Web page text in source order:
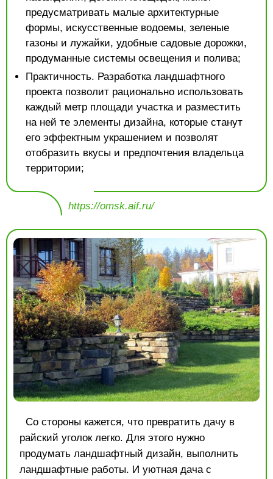
предусматривать малые архитектурные
формы, искусственные водоемы, зеленые
газоны и лужайки, удобные садовые дорожки,
продуманные системы освещения и полива;
Практичность. Разработка ландшафтного
проекта позволит рационально использовать
каждый метр площади участка и разместить
на ней те элементы дизайна, которые станут
его эффектным украшением и позволят
отобразить вкусы и предпочтения владельца
территории;
https://omsk.aif.ru/
Со стороны кажется, что превратить дачу в
райский уголок легко. Для этого нужно
продумать ландшафтный дизайн, выполнить
ландшафтные работы. И уютная дача с